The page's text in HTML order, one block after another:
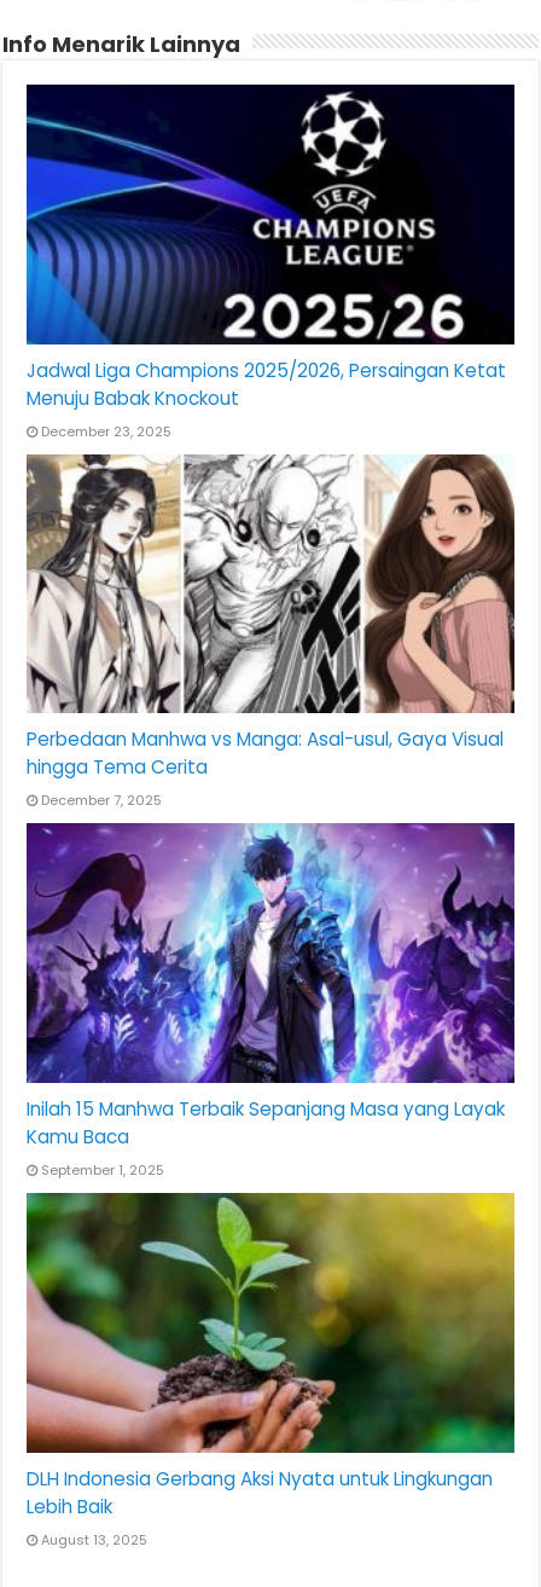
Info Menarik Lainnya
Jadwal Liga Champions 2025/2026, Persaingan Ketat
Menuju Babak Knockout
December 23, 2025
Perbedaan Manhwa vs Manga: Asal-usul, Gaya Visual
hingga Tema Cerita
December 7, 2025
Inilah 15 Manhwa Terbaik Sepanjang Masa yang Layak
Kamu Baca
September 1, 2025
DLH Indonesia Gerbang Aksi Nyata untuk Lingkungan
Lebih Baik
August 13, 2025